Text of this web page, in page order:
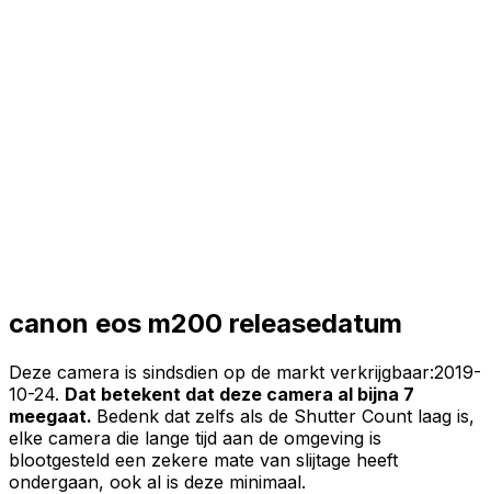
canon eos m200 releasedatum
Deze camera is sindsdien op de markt verkrijgbaar:2019-
10-24. Dat betekent dat deze camera al bijna 7
meegaat. Bedenk dat zelfs als de Shutter Count laag is,
elke camera die lange tijd aan de omgeving is
blootgesteld een zekere mate van slijtage heeft
ondergaan, ook al is deze minimaal.